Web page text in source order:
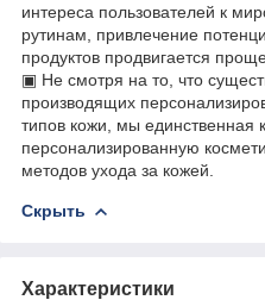
интереса пользователей к
рутинам, привлечение
продуктов продвигается
▣ Не смотря на то, что
производящих
типов кожи, мы единственная
персонализированную
методов ухода за кожей.
Скрыть
Характеристики